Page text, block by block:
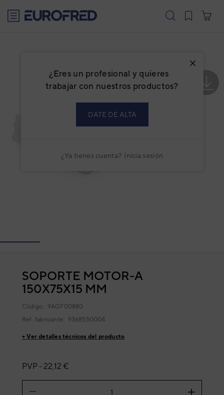
¿Eres un profesional y quieres
trabajar con nuestros productos?
DATE DE ALTA
¿Ya tienes cuenta? Inicia sesión
SOPORTE MOTOR-A
150X75X15 MM
Código: 9AGF00880
Ref. fabricante: 9368550004
+ Ver detalles técnicos del producto
PVP - 22,12 €